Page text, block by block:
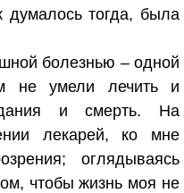
думалось тогда, была
болезнью – одной
не умели лечить и
и смерть. На
лекарей, ко мне
оглядываясь
чтобы жизнь моя не